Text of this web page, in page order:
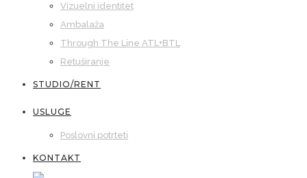
Vizuelni identitet
Ambalaža
Through The Line ATL+BTL
Retuširanje
STUDIO/RENT
USLUGE
Poslovni potrteti
KONTAKT